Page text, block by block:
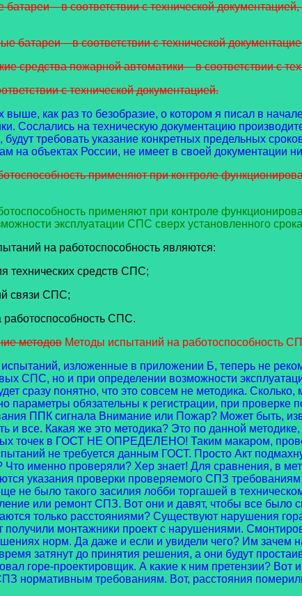
– в соответствии с технической
батареи – в соответствии с технической
средства пожарной автоматики – в соответствии с
с технической документацией.
выше, как раз то безобразие, о котором я писал в
Сослались на техническую документацию
требовать указание конкретных предельных
на объектах России, не имеет в своей документации
применяют при контроле
применяют при контроле
эксплуатации СПС сверх установленного
на работоспособность являются:
технических средств СПС;
связи СПС;
СПС.
методов Методы испытаний на работоспособность
изложенные в приложении Б, теперь не
СПС, но и при определении возможности
сразу понятно, что это совсем не методика.
параметры обязательны к регистрации, при
ППК сигнала Внимание или Пожар? Может быть,
и все. Какая же это методика? Это по данной
точек в ГОСТ НЕ ОПРЕДЕЛЕНО! Таким макаром,
не требуется данным ГОСТ. Просто Акт
Что именно проверяли? Хер знает! Для сравнения, в
указания проверки проверяемого СПЗ
не было такого засилия лобби торгашей в
или ремонт СПЗ. Вот они и давят, чтобы все
только расстояниями? Существуют нарушения
получили монтажники проект с нарушениями.
норм. Да даже и если и увидели чего? Им зачем
затянут до принятия решения, а они будут
горе-проектировщик. А какие к ним претензии?
нормативным требованиям. Вот, расстояния